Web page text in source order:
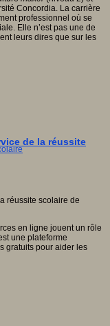
Concordia. La carrière
professionnel où se
Elle n’est pas une de
leurs dires que sur les
de la réussite
en ligne jouent un rôle
une plateforme
gratuits pour aider les